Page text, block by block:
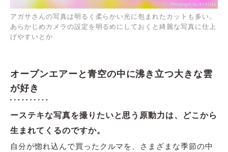
アガサさんの写真は明るく柔らかい光に包まれたカットも多い。
あらかじめカメラの設定を明るめにしておくと綺麗な写真に仕上
げやすいとか
オープンエアーと青空の中に沸き立つ大きな雲
が好き
ーステキな写真を撮りたいと思う原動力は、どこから
生まれてくるのですか。
自分が惚れ込んで買ったクルマを、さまざまな季節の中